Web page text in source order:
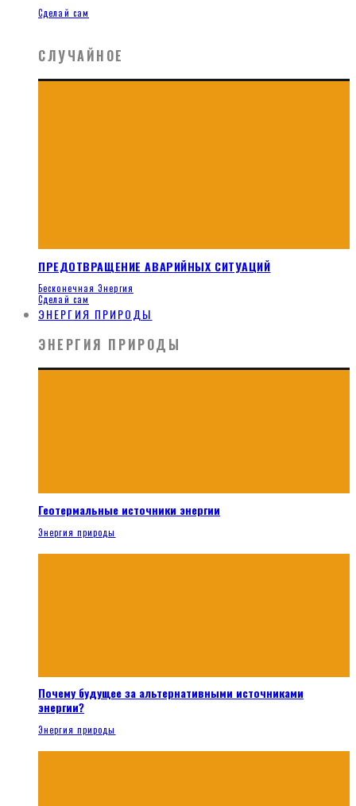
Сделай сам
СЛУЧАЙНОЕ
ПРЕДОТВРАЩЕНИЕ АВАРИЙНЫХ СИТУАЦИЙ
Бесконечная Энергия
Сделай сам
ЭНЕРГИЯ ПРИРОДЫ
ЭНЕРГИЯ ПРИРОДЫ
Геотермальные источники энергии
Энергия природы
Почему будущее за альтернативными источниками
энергии?
Энергия природы